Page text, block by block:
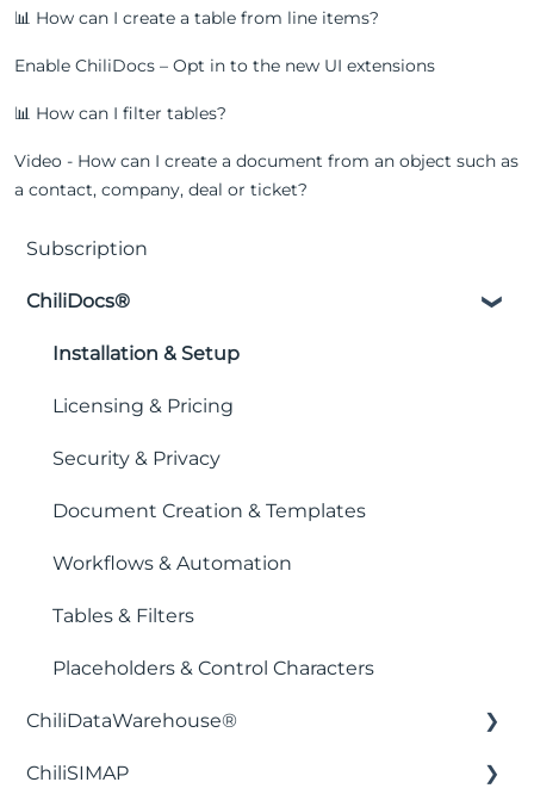
📊 How can I create a table from line items?
Enable ChiliDocs – Opt in to the new UI extensions
📊 How can I filter tables?
Video - How can I create a document from an object such as
a contact, company, deal or ticket?
Subscription
ChiliDocs®
Installation & Setup
Licensing & Pricing
Security & Privacy
Document Creation & Templates
Workflows & Automation
Tables & Filters
Placeholders & Control Characters
ChiliDataWarehouse®
Installation & Setup
ChiliSIMAP